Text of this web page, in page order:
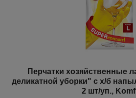
Перчатки хозяйственные
деликатной уборки" с х/б
2 шт/уп.,